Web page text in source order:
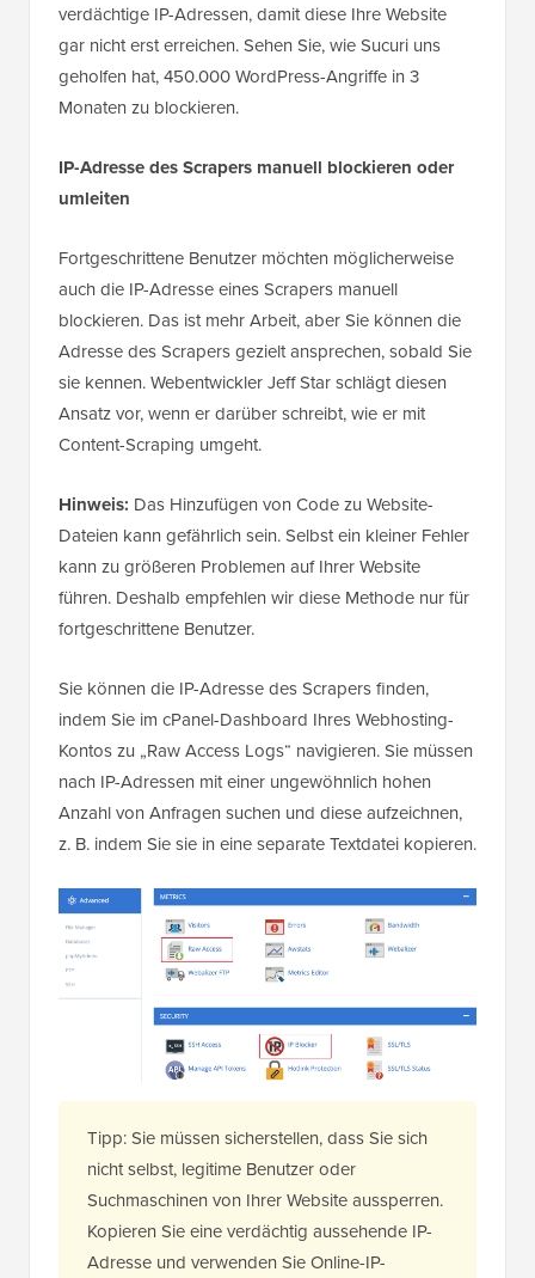
verdächtige IP-Adressen, damit diese Ihre Website
gar nicht erst erreichen. Sehen Sie, wie Sucuri uns
geholfen hat, 450.000 WordPress-Angriffe in 3
Monaten zu blockieren.
IP-Adresse des Scrapers manuell blockieren oder
umleiten
Fortgeschrittene Benutzer möchten möglicherweise
auch die IP-Adresse eines Scrapers manuell
blockieren. Das ist mehr Arbeit, aber Sie können die
Adresse des Scrapers gezielt ansprechen, sobald Sie
sie kennen. Webentwickler Jeff Star schlägt diesen
Ansatz vor, wenn er darüber schreibt, wie er mit
Content-Scraping umgeht.
Hinweis: Das Hinzufügen von Code zu Website-
Dateien kann gefährlich sein. Selbst ein kleiner Fehler
kann zu größeren Problemen auf Ihrer Website
führen. Deshalb empfehlen wir diese Methode nur für
fortgeschrittene Benutzer.
Sie können die IP-Adresse des Scrapers finden,
indem Sie im cPanel-Dashboard Ihres Webhosting-
Kontos zu „Raw Access Logs“ navigieren. Sie müssen
nach IP-Adressen mit einer ungewöhnlich hohen
Anzahl von Anfragen suchen und diese aufzeichnen,
z. B. indem Sie sie in eine separate Textdatei kopieren.
Tipp: Sie müssen sicherstellen, dass Sie sich
nicht selbst, legitime Benutzer oder
Suchmaschinen von Ihrer Website aussperren.
Kopieren Sie eine verdächtig aussehende IP-
Adresse und verwenden Sie Online-IP-